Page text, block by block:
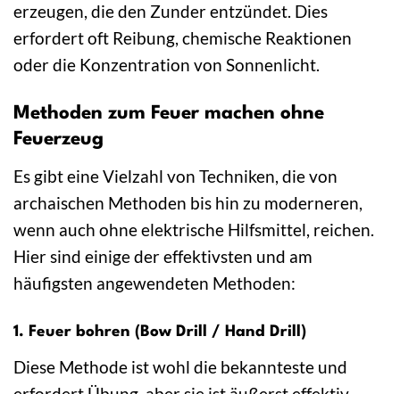
erzeugen, die den Zunder entzündet. Dies
erfordert oft Reibung, chemische Reaktionen
oder die Konzentration von Sonnenlicht.
Methoden zum Feuer machen ohne
Feuerzeug
Es gibt eine Vielzahl von Techniken, die von
archaischen Methoden bis hin zu moderneren,
wenn auch ohne elektrische Hilfsmittel, reichen.
Hier sind einige der effektivsten und am
häufigsten angewendeten Methoden:
1. Feuer bohren (Bow Drill / Hand Drill)
Diese Methode ist wohl die bekannteste und